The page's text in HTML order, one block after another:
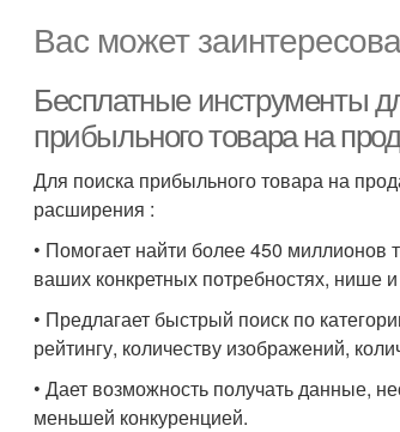
Вас может
Бесплатные инструменты
прибыльного товара на
Для поиска прибыльного товара на
расширения :
• Помогает найти более 450 миллионов
ваших конкретных потребностях, нише
• Предлагает быстрый поиск по
рейтингу, количеству изображений,
• Дает возможность получать данные,
меньшей конкуренцией.